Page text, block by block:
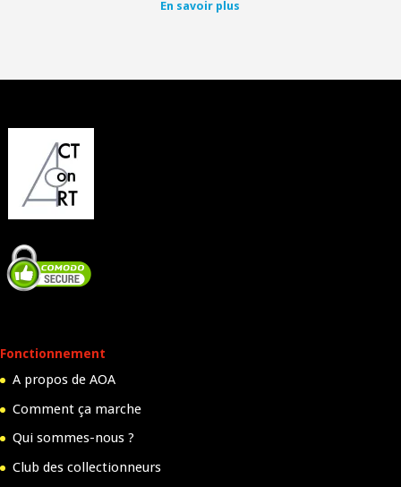
En savoir plus
Fonctionnement
A propos de AOA
Comment ça marche
Qui sommes-nous ?
Club des collectionneurs